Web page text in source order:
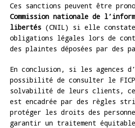
Ces sanctions peuvent être
Commission nationale de
libertés (CNIL) si elle constate
obligations légales lors de
des plaintes déposées par des
En conclusion, si les agences
possibilité de consulter le
solvabilité de leurs clients,
est encadrée par des règles
protéger les droits des
garantir un traitement équitable